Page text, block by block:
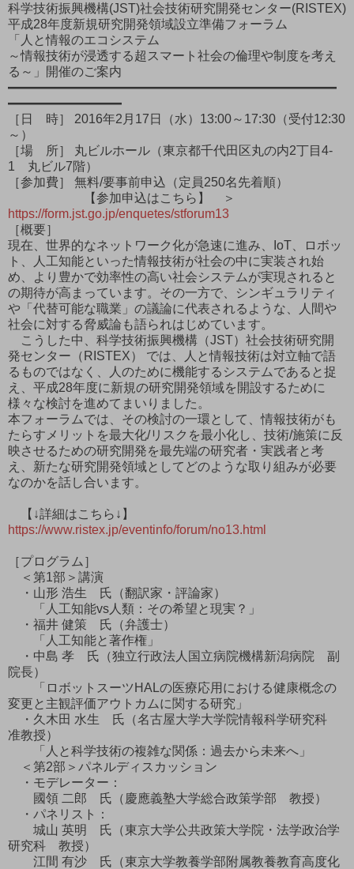
科学技術振興機構(JST)社会技術研究開発センター(RISTEX)
平成28年度新規研究開発領域設立準備フォーラム
「人と情報のエコシステム
～情報技術が浸透する超スマート社会の倫理や制度を考え
る～」開催のご案内
━━━━━━━━━━━━━━━━━━━━━━━━━━
━━━━━━━━━
［日 時］ 2016年2月17日（水）13:00～17:30（受付12:30
～）
［場 所］ 丸ビルホール（東京都千代田区丸の内2丁目4-
1 丸ビル7階）
［参加費］ 無料/要事前申込（定員250名先着順）
【参加申込はこちら】 ＞
https://form.jst.go.jp/enquetes/stforum13
［概要］
現在、世界的なネットワーク化が急速に進み、IoT、ロボッ
ト、人工知能といった情報技術が社会の中に実装され始
め、より豊かで効率性の高い社会システムが実現されると
の期待が高まっています。その一方で、シンギュラリティ
や「代替可能な職業」の議論に代表されるような、人間や
社会に対する脅威論も語られはじめています。
こうした中、科学技術振興機構（JST）社会技術研究開
発センター（RISTEX） では、人と情報技術は対立軸で語
るものではなく、人のために機能するシステムであると捉
え、平成28年度に新規の研究開発領域を開設するために
様々な検討を進めてまいりました。
本フォーラムでは、その検討の一環として、情報技術がも
たらすメリットを最大化/リスクを最小化し、技術/施策に反
映させるための研究開発を最先端の研究者・実践者と考
え、新たな研究開発領域としてどのような取り組みが必要
なのかを話し合います。
【↓詳細はこちら↓】
https://www.ristex.jp/eventinfo/forum/no13.html
［プログラム］
＜第1部＞講演
・山形 浩生 氏（翻訳家・評論家）
「人工知能vs人類：その希望と現実？」
・福井 健策 氏（弁護士）
「人工知能と著作権」
・中島 孝 氏（独立行政法人国立病院機構新潟病院 副
院長）
「ロボットスーツHALの医療応用における健康概念の
変更と主観評価アウトカムに関する研究」
・久木田 水生 氏（名古屋大学大学院情報科学研究科
准教授）
「人と科学技術の複雑な関係：過去から未来へ」
＜第2部＞パネルディスカッション
・モデレーター：
國領 二郎 氏（慶應義塾大学総合政策学部 教授）
・パネリスト：
城山 英明 氏（東京大学公共政策大学院・法学政治学
研究科 教授）
江間 有沙 氏（東京大学教養学部附属教養教育高度化